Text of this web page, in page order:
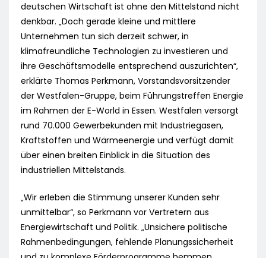
deutschen Wirtschaft ist ohne den Mittelstand nicht
denkbar. „Doch gerade kleine und mittlere
Unternehmen tun sich derzeit schwer, in
klimafreundliche Technologien zu investieren und
ihre Geschäftsmodelle entsprechend auszurichten“,
erklärte Thomas Perkmann, Vorstandsvorsitzender
der Westfalen-Gruppe, beim Führungstreffen Energie
im Rahmen der E-World in Essen. Westfalen versorgt
rund 70.000 Gewerbekunden mit Industriegasen,
Kraftstoffen und Wärmeenergie und verfügt damit
über einen breiten Einblick in die Situation des
industriellen Mittelstands.
„Wir erleben die Stimmung unserer Kunden sehr
unmittelbar“, so Perkmann vor Vertretern aus
Energiewirtschaft und Politik. „Unsichere politische
Rahmenbedingungen, fehlende Planungssicherheit